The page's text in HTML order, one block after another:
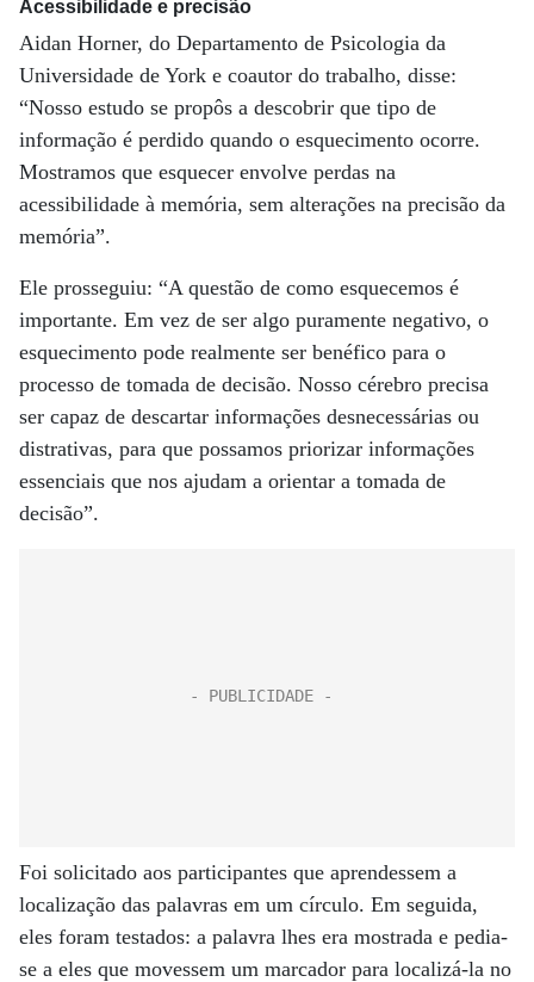
Acessibilidade e precisão
Aidan Horner, do Departamento de Psicologia da
Universidade de York e coautor do trabalho, disse:
“Nosso estudo se propôs a descobrir que tipo de
informação é perdido quando o esquecimento ocorre.
Mostramos que esquecer envolve perdas na
acessibilidade à memória, sem alterações na precisão da
memória”.
Ele prosseguiu: “A questão de como esquecemos é
importante. Em vez de ser algo puramente negativo, o
esquecimento pode realmente ser benéfico para o
processo de tomada de decisão. Nosso cérebro precisa
ser capaz de descartar informações desnecessárias ou
distrativas, para que possamos priorizar informações
essenciais que nos ajudam a orientar a tomada de
decisão”.
Foi solicitado aos participantes que aprendessem a
localização das palavras em um círculo. Em seguida,
eles foram testados: a palavra lhes era mostrada e pedia-
se a eles que movessem um marcador para localizá-la no